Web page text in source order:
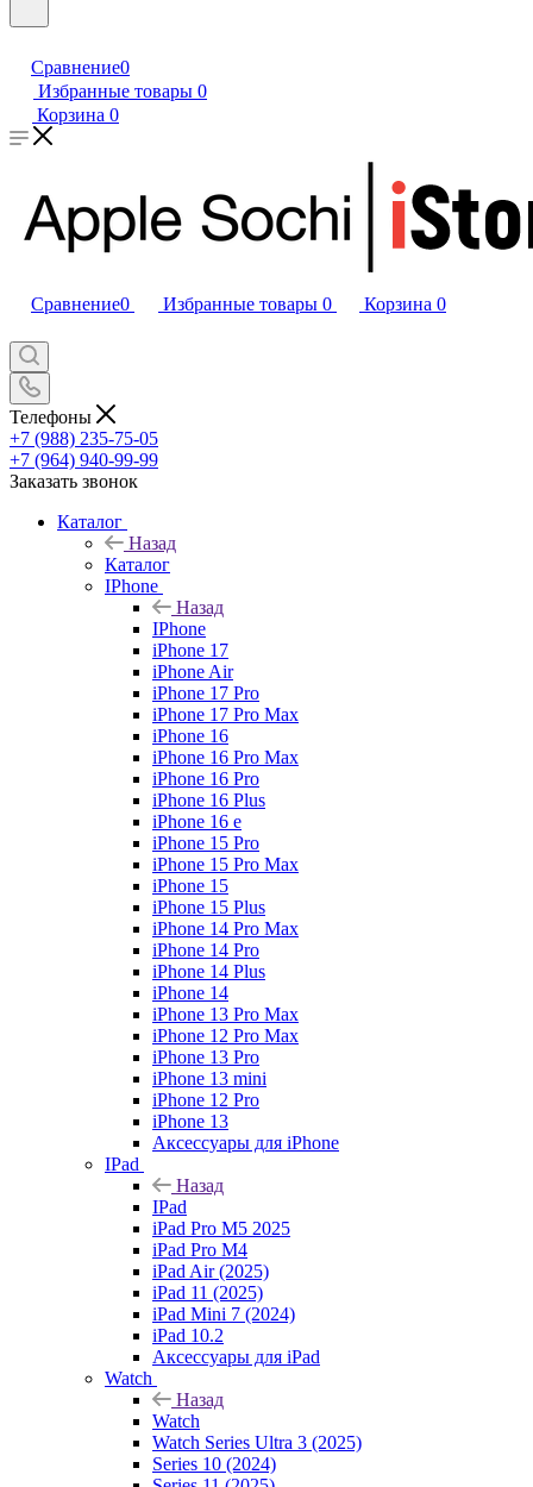
Сравнение0
Избранные товары 0
Корзина 0
Сравнение0 Избранные товары 0 Корзина 0
Телефоны
+7 (988) 235-75-05
+7 (964) 940-99-99
Заказать звонок
Каталог
Назад
Каталог
IPhone
Назад
IPhone
iPhone 17
iPhone Air
iPhone 17 Pro
iPhone 17 Pro Max
iPhone 16
iPhone 16 Pro Max
iPhone 16 Pro
iPhone 16 Plus
iPhone 16 e
iPhone 15 Pro
iPhone 15 Pro Max
iPhone 15
iPhone 15 Plus
iPhone 14 Pro Max
iPhone 14 Pro
iPhone 14 Plus
iPhone 14
iPhone 13 Pro Max
iPhone 12 Pro Max
iPhone 13 Pro
iPhone 13 mini
iPhone 12 Pro
iPhone 13
Аксессуары для iPhone
IPad
Назад
IPad
iPad Pro M5 2025
iPad Pro M4
iPad Air (2025)
iPad 11 (2025)
iPad Mini 7 (2024)
iPad 10.2
Аксессуары для iPad
Watch
Назад
Watch
Watch Series Ultra 3 (2025)
Series 10 (2024)